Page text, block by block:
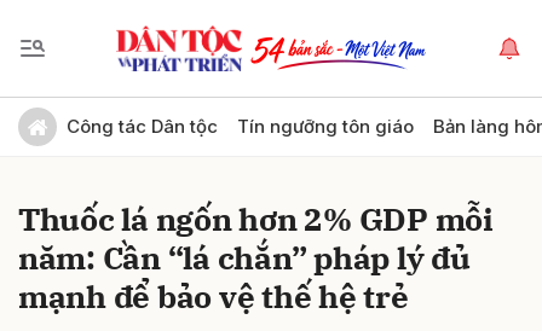
Công tác Dân tộc Tín ngưỡng tôn giáo Bản làng
Thuốc lá ngốn hơn 2% GDP mỗi
năm: Cần “lá chắn” pháp lý đủ
mạnh để bảo vệ thế hệ trẻ
Gửi bình luận